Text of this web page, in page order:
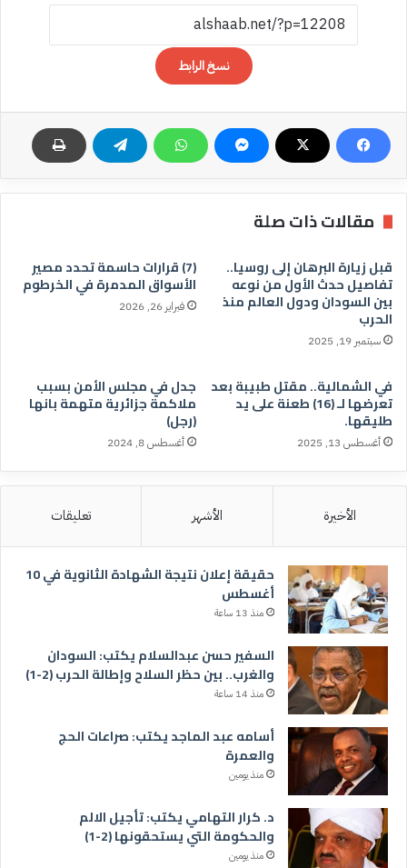
نسخ الرابط
مقالات ذات صلة
قبل زيارة البرهان إلى روسيا..
تفاصيل حدث الأول من نوعه
بين السودان ودول العالم منذ
الحرب
سبتمبر 19, 2025
(7) قرارات حاسمة تحدد مصير
الأسواق المدمرة في الخرطوم
فبراير 26, 2026
في الشمالية.. مقتل طبيبة بعد
تعرضها لـ (16) طعنة على يد
طليقها.
أغسطس 13, 2025
جدل في مجلس الأمن بسبب
ملاكمة جزائرية متهمة بانها
(رجل)
أغسطس 8, 2024
الأخيرة الأشهر تعليقات
حقيقة إعلان نتيجة الشهادة الثانوية في 10
أغسطس
منذ 13 ساعة
السفير حسن عبدالسلام يكتب: السودان
والغرب.. بين حظر السلاح وإطالة الحرب (2-1)
منذ 14 ساعة
أسامه عبد الماجد يكتب: صراعات الحج
والعمرة
منذ يومين
د. كرار التهامي يكتب: تأجيل الالم
والحكومة التي يستحقونها (2-1)
منذ يومين